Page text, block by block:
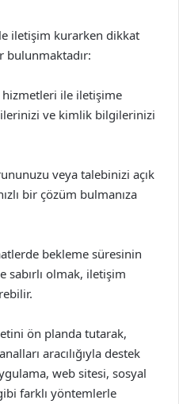
iletişim kurarken dikkat
bulunmaktadır:
ile iletişime
ve kimlik bilgilerinizi
veya talebinizi açık
bir çözüm bulmanıza
bekleme süresinin
sabırlı olmak, iletişim
ön planda tutarak,
aracılığıyla destek
web sitesi, sosyal
farklı yöntemlerle